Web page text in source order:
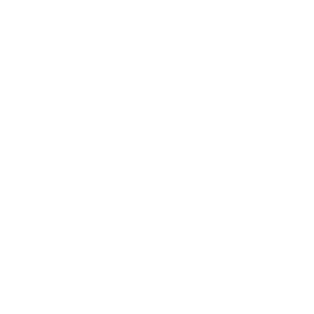
»
(1
clé de